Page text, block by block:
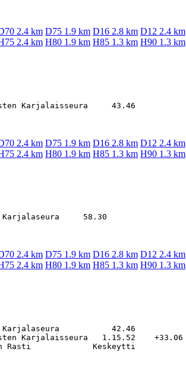
2.4 km D75 1.9 km D16 2.8 km D12 2.4 km
2.4 km H80 1.9 km H85 1.3 km H90 1.3 km
2.4 km D75 1.9 km D16 2.8 km D12 2.4 km
2.4 km H80 1.9 km H85 1.3 km H90 1.3 km
2.4 km D75 1.9 km D16 2.8 km D12 2.4 km
2.4 km H80 1.9 km H85 1.3 km H90 1.3 km
42.46
Karjalaisseura   1.15.52    +33.06